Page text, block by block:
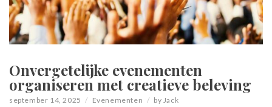
Onvergetelijke evenementen
organiseren met creatieve beleving
september 14, 2025 Evenementen by Jack